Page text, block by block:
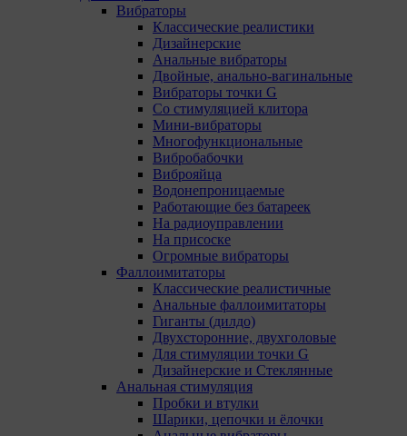
Вибраторы
Классические реалистики
Дизайнерские
Анальные вибраторы
Двойные, анально-вагинальные
Вибраторы точки G
Со стимуляцией клитора
Мини-вибраторы
Многофункциональные
Вибробабочки
Виброяйца
Водонепроницаемые
Работающие без батареек
На радиоуправлении
На присоске
Огромные вибраторы
Фаллоимитаторы
Классические реалистичные
Анальные фаллоимитаторы
Гиганты (дилдо)
Двухсторонние, двухголовые
Для стимуляции точки G
Дизайнерские и Стеклянные
Анальная стимуляция
Пробки и втулки
Шарики, цепочки и ёлочки